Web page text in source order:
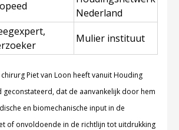
Nederland
Mulier instituut
Piet van Loon heeft vanuit Houding
geconstateerd, dat de aanvankelijk door hem
en biomechanische input in de
of onvoldoende in de richtlijn tot uitdrukking